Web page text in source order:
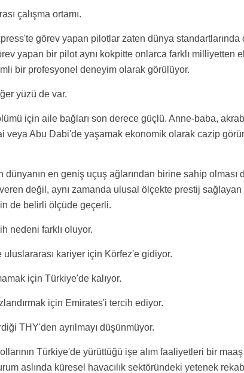
çalışma ortamı.
görev yapan pilotlar zaten dünya standartlarında
yapan bir pilot aynı kokpitte onlarca farklı milliyetten
bir profesyonel deneyim olarak görülüyor.
yüzü de var.
için aile bağları son derece güçlü. Anne-baba,
veya Abu Dabi'de yaşamak ekonomik olarak cazip
dünyanın en geniş uçuş ağlarından birine sahip
değil, aynı zamanda ulusal ölçekte prestij sağlayan
de belirli ölçüde geçerli.
nedeni farklı oluyor.
kariyer için Körfez'e gidiyor.
için Türkiye'de kalıyor.
için Emirates'i tercih ediyor.
THY'den ayrılmayı düşünmüyor.
Türkiye'de yürüttüğü işe alım faaliyetleri bir maaş
aslında küresel havacılık sektöründeki yetenek